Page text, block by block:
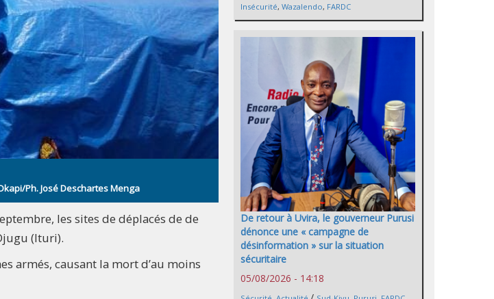
Ph. José Deschartes Menga
les sites de déplacés de de
(Ituri).
armés, causant la mort d’au moins
Insécurité, Wazalendo, FARDC
De retour à Uvira, le gouverneur Purusi
dénonce une « campagne de
désinformation » sur la situation
sécuritaire
05/08/2026 - 14:18